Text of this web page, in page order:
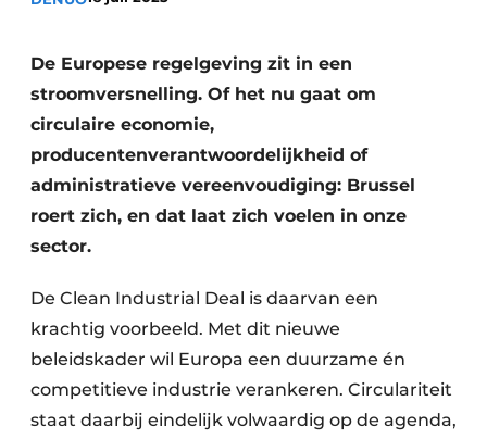
recyclingstroom in België
Video’s
Kranen
Recyclinginstallaties
Detectieapparatuur
Uitrustingsstukken
Shredders
De Europese regelgeving zit in een
stroomversnelling. Of het nu gaat om
circulaire economie,
producentenverantwoordelijkheid of
administratieve vereenvoudiging: Brussel
roert zich, en dat laat zich voelen in onze
sector.
De Clean Industrial Deal is daarvan een
krachtig voorbeeld. Met dit nieuwe
beleidskader wil Europa een duurzame én
competitieve industrie verankeren. Circulariteit
staat daarbij eindelijk volwaardig op de agenda,